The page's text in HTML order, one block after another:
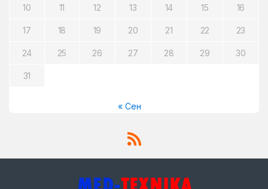
10 11 12 13 14 15 16
17 18 19 20 21 22 23
24 25 26 27 28 29 30
31
« Сен